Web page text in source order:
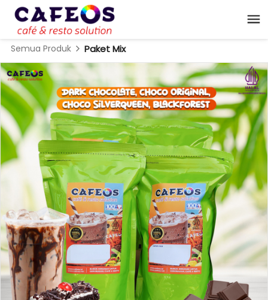
Semua Produk Paket Mix